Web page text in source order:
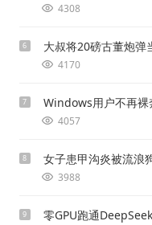
4308
6 大叔将20磅古董炮弹
4170
7 Windows用户不再裸
4057
8 女子患甲沟炎被流浪
3988
9
零GPU跑通